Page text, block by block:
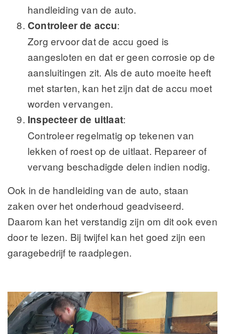
handleiding van de auto.
Controleer de accu:
Zorg ervoor dat de accu goed is
aangesloten en dat er geen corrosie op de
aansluitingen zit. Als de auto moeite heeft
met starten, kan het zijn dat de accu moet
worden vervangen.
Inspecteer de uitlaat:
Controleer regelmatig op tekenen van
lekken of roest op de uitlaat. Repareer of
vervang beschadigde delen indien nodig.
Ook in de handleiding van de auto, staan
zaken over het onderhoud geadviseerd.
Daarom kan het verstandig zijn om dit ook even
door te lezen. Bij twijfel kan het goed zijn een
garagebedrijf te raadplegen.